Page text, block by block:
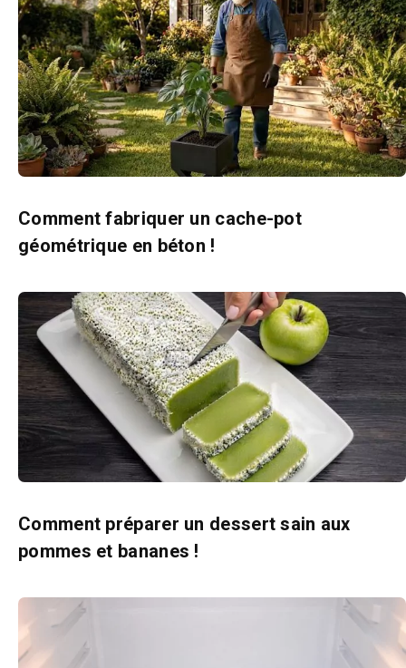
Comment fabriquer un cache-pot
géométrique en béton !
Comment préparer un dessert sain aux
pommes et bananes !